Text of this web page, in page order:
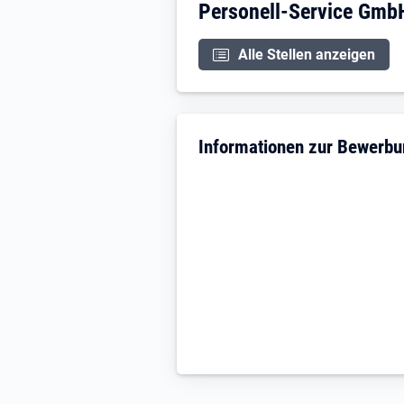
Personell-Service
Alle Stellen anzeigen
Informationen zur